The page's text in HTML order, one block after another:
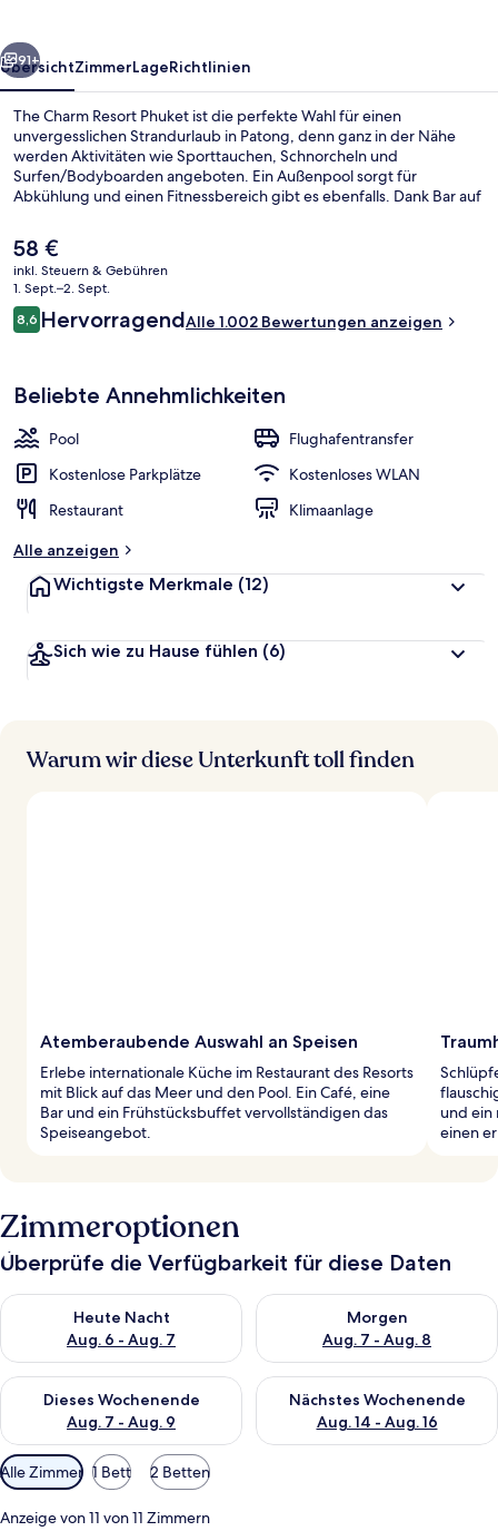
Weiter
91+
ÜbersichtZimmerLageRichtlinien
The Charm Resort Phuket ist die perfekte Wahl für einen
unvergesslichen Strandurlaub in Patong, denn ganz in der Nähe
werden Aktivitäten wie Sporttauchen, Schnorcheln und
Surfen/Bodyboarden angeboten. Ein Außenpool sorgt für
Abkühlung und einen Fitnessbereich gibt es ebenfalls. Dank Bar auf
lassen. Allure Kitchen dagegen ist auf internationale Küche
spezialisiert und zum Frühstück, Mittagessen und Abendessen
geöffnet. Eine Poolbar, ein Kinderbecken und eine Snackbar
gehören ebenfalls zum Angebot. Andere Reisende lieben den Pool
und das hilfsbereite Personal.
Der
aktuelle
Preis
beträgt
58 €.
58 €
inkl. Steuern & Gebühren
1. Sept.–2. Sept.
Bewertungen
8,68,6 von 10.
HervorragendAlle 1.002 Bewertungen anzeigen
Beliebte Annehmlichkeiten
Pool
Flughafentransfer
Kostenlose Parkplätze
Kostenloses WLAN
Restaurant
Klimaanlage
Alle anzeigen
Wichtigste Merkmale (12)
Sich wie zu Hause fühlen (6)
Warum wir diese Unterkunft toll finden
Atemberaubende Auswahl an Speisen
Erlebe internationale Küche im Restaurant des Resorts
mit Blick auf das Meer und den Pool. Ein Café, eine
Bar und ein Frühstücksbuffet vervollständigen das
Speiseangebot.
und ein
einen
Zimmeroptionen
Überprüfe die Verfügbarkeit für diese Daten
Heute Nacht
Aug. 6 - Aug. 7
Überprüfe die Verfügbarkeit für heute Nacht, Aug. 6 - Aug. 7.
Morgen
Aug. 7 - Aug. 8
Überprüfe die Verfügbarkeit
Dieses Wochenende
Aug. 7 - Aug. 9
Überprüfe die Verfügbarkeit für dieses Wochenende, Aug. 7
Nächstes Wochenende
Aug. 14 - Aug. 16
Überprüfe die Verfügbarkeit
Verfügbare
Filter
für
Alle Zimmer 1 Bett 2 Betten
Anzeige von 11 von 11 Zimmern